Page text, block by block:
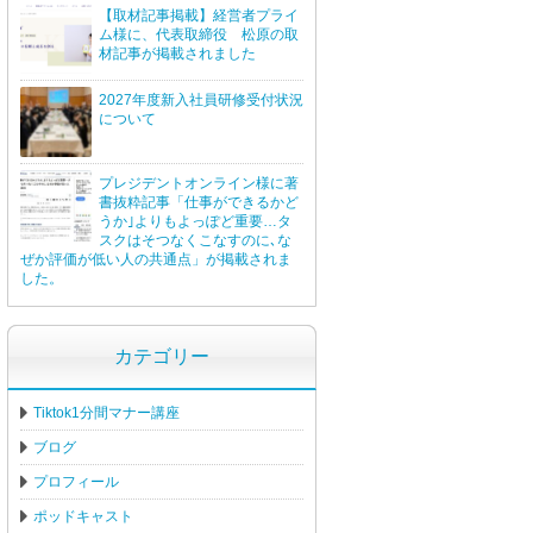
【取材記事掲載】経営者プライ
ム様に、代表取締役 松原の取
材記事が掲載されました
2027年度新入社員研修受付状況
について
プレジデントオンライン様に著
書抜粋記事「仕事ができるかど
うか｣よりもよっぽど重要…タ
スクはそつなくこなすのに､な
ぜか評価が低い人の共通点」が掲載されま
した。
カテゴリー
Tiktok1分間マナー講座
ブログ
プロフィール
ポッドキャスト